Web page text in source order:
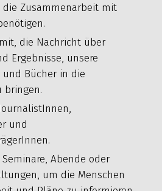
Zusammenarbeit mit
die Nachricht über
Ergebnisse, unsere
und Bücher in die
bringen.
und
Abende oder
um die Menschen